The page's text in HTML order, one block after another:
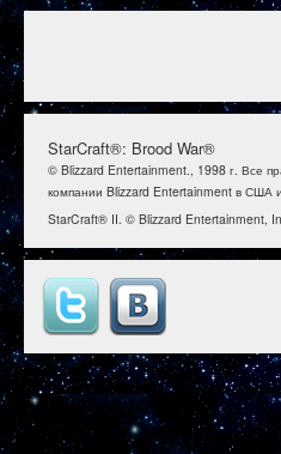
StarCraft®: Brood War®
© Blizzard Entertainment., 1998 г. Все
компании Blizzard Entertainment в США и
StarCraft® II. © Blizzard Entertainment,